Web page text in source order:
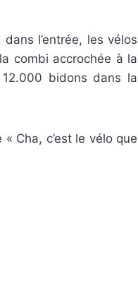
l’entrée, les vélos
combi accrochée à la
bidons dans la
Cha, c’est le vélo que